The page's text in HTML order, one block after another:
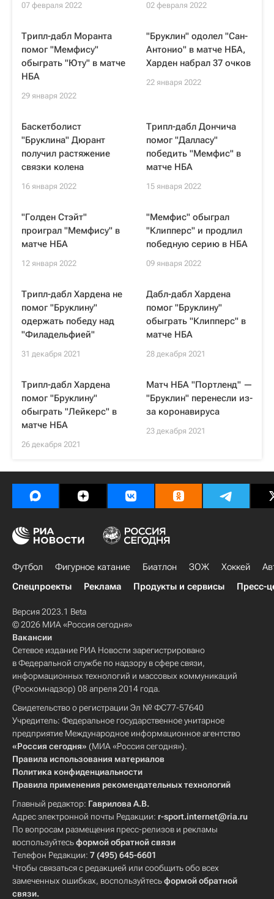
07 февраля 2022 02 февраля 2022
Трипл-дабл Моранта
помог "Мемфису"
обыграть "Юту" в матче
НБА
29 января 2022
"Бруклин" одолел "Сан-
Антонио" в матче НБА,
Харден набрал 37 очков
22 января 2022
Баскетболист
"Бруклина" Дюрант
получил растяжение
связки колена
16 января 2022
Трипл-дабл Дончича
помог "Далласу"
победить "Мемфис" в
матче НБА
15 января 2022
"Голден Стэйт"
проиграл "Мемфису" в
матче НБА
12 января 2022
"Мемфис" обыграл
"Клипперс" и продлил
победную серию в НБА
09 января 2022
Трипл-дабл Хардена не
помог "Бруклину"
одержать победу над
"Филадельфией"
31 декабря 2021
Дабл-дабл Хардена
помог "Бруклину"
обыграть "Клипперс" в
матче НБА
28 декабря 2021
Трипл-дабл Хардена
помог "Бруклину"
обыграть "Лейкерс" в
матче НБА
26 декабря 2021
Матч НБА "Портленд" —
"Бруклин" перенесли из-
за коронавируса
23 декабря 2021
Футбол Фигурное катание Биатлон ЗОЖ Хоккей
Спецпроекты
Реклама Продукты и сервисы Пресс-
Версия 2023.1 Beta
© 2026 МИА «Россия сегодня»
Вакансии
Сетевое издание РИА Новости зарегистрировано
в Федеральной службе по надзору в сфере связи,
информационных технологий и массовых коммуникаций
(Роскомнадзор) 08 апреля 2014 года.
Свидетельство о регистрации Эл № ФС77-57640
Учредитель: Федеральное государственное унитарное
предприятие Международное информационное агентство
«Россия сегодня» (МИА «Россия сегодня»).
Правила использования материалов
Политика конфиденциальности
Правила применения рекомендательных технологий
Главный редактор: Гаврилова А.В.
Адрес электронной почты Редакции: r-sport.internet@ria.ru
По вопросам размещения пресс-релизов и рекламы
воспользуйтесьформой обратной связи
Телефон Редакции: 7 (495) 645-6601
Чтобы связаться с редакцией или сообщить обо всех
замеченных ошибках, воспользуйтесьформой обратной
связи.